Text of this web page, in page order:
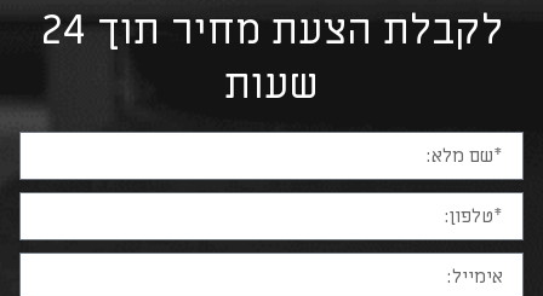
לקבלת הצעת מחיר תוך 24
שעות